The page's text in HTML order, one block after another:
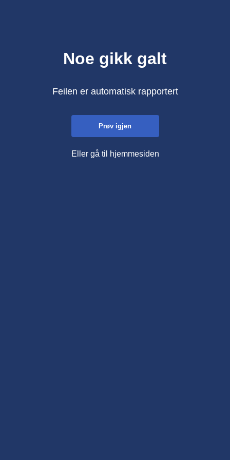
Noe gikk galt
Feilen er automatisk rapportert
Prøv igjen
Eller gå til hjemmesiden